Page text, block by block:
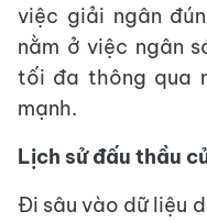
việc giải ngân
nằm ở việc ngân
tối đa thông qua
mạnh.
Lịch sử đấu thầu
Đi sâu vào dữ liệu